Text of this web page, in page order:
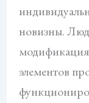
новизны.
элементов